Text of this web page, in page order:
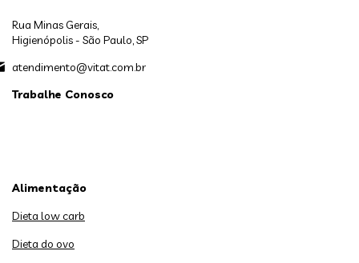
Rua Minas Gerais,
Higienópolis - São Paulo, SP
atendimento@vitat.com.br
Trabalhe Conosco
Alimentação
Dieta low carb
Dieta do ovo